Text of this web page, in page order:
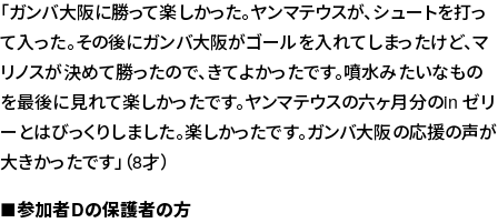
「ガンバ大阪に勝って楽しかった。ヤンマテウスが、シュートを打っ
て入った。その後にガンバ大阪がゴールを入れてしまったけど、マ
リノスが決めて勝ったので、きてよかったです。噴水みたいなもの
を最後に見れて楽しかったです。ヤンマテウスの六ヶ月分のin ゼリ
ーとはびっくりしました。楽しかったです。ガンバ大阪の応援の声が
大きかったです」（8才）
■参加者Dの保護者の方